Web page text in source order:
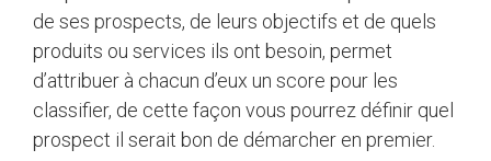
de ses prospects, de leurs objectifs et de quels
produits ou services ils ont besoin, permet
d’attribuer à chacun d’eux un score pour les
classifier, de cette façon vous pourrez définir quel
prospect il serait bon de démarcher en premier.